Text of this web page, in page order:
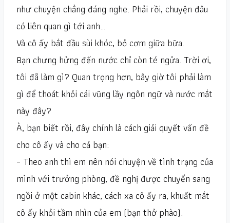
như chuyện chẳng đáng nghe. Phải rồi, chuyện đâu
có liên quan gì tới anh…
Và cô ấy bắt đầu sùi khóc, bỏ cơm giữa bữa.
Bạn chưng hửng đến nước chỉ còn té ngửa. Trời ơi,
tôi đã làm gì? Quan trọng hơn, bây giờ tôi phải làm
gì để thoát khỏi cái vũng lầy ngôn ngữ và nước mắt
này đây?
À, bạn biết rồi, đây chính là cách giải quyết vấn đề
cho cô ấy và cho cả bạn:
– Theo anh thì em nên nói chuyện về tình trạng của
mình với trưởng phòng, đề nghị được chuyển sang
ngồi ở một cabin khác, cách xa cô ấy ra, khuất mắt
cô ấy khỏi tầm nhìn của em (bạn thở phào).